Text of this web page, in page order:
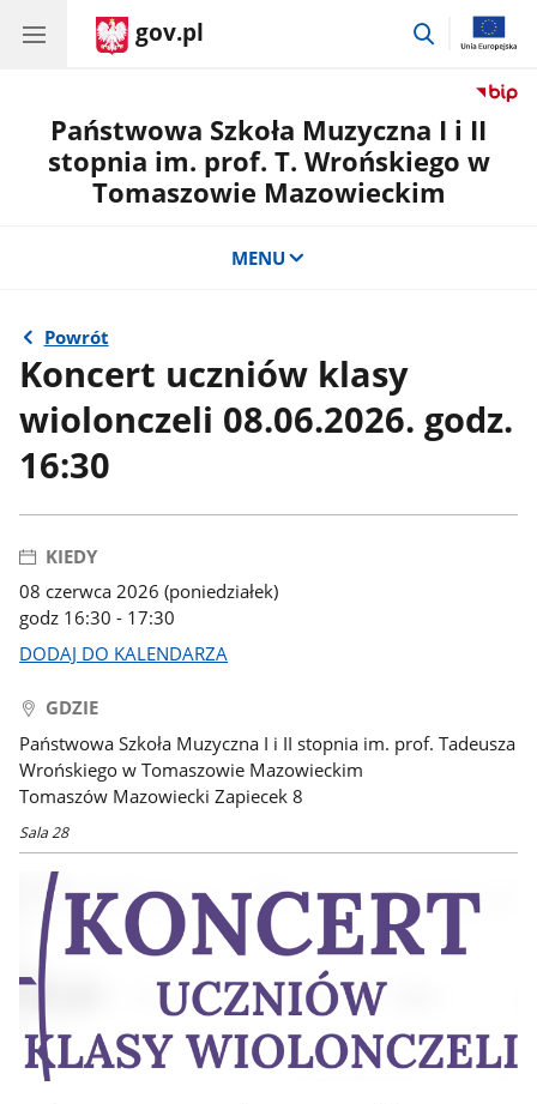
gov.pl
przejdź
Państwowa Szkoła Muzyczna I i II
stopnia im. prof. T. Wrońskiego w
Tomaszowie Mazowieckim
MENU
Powrót
Koncert uczniów klasy
wiolonczeli 08.06.2026. godz.
16:30
KIEDY
08 czerwca 2026 (poniedziałek)
godz 16:30 - 17:30
DODAJ DO KALENDARZA
GDZIE
Państwowa Szkoła Muzyczna I i II stopnia im. prof. Tadeusza
Wrońskiego w Tomaszowie Mazowieckim
Tomaszów Mazowiecki Zapiecek 8
Sala 28